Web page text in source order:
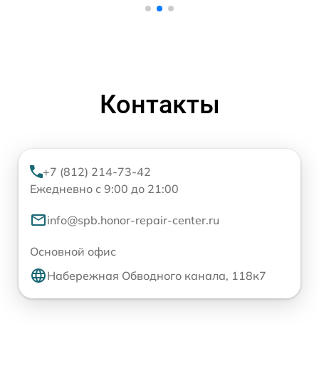
Контакты
+7 (812) 214-73-42
Ежедневно с 9:00 до 21:00
info@spb.honor-repair-center.ru
Основной офис
Набережная Обводного канала, 118к7